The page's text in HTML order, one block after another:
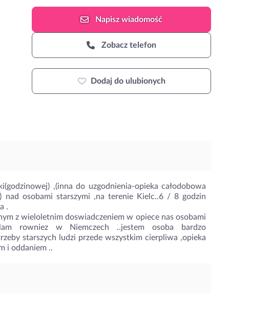
Napiszwiadomość
Zobacz telefon
Dodaj do ulubionych
,(inna do uzgodnienia-opieka całodobowa
osobami starszymi ,na terenie Kielc..6 / 8 godzin
.
z wieloletnim doswiadczeniem w opiece nas osobami
rowniez w Niemczech ..jestem osoba bardzo
starszych ludzi przede wszystkim cierpliwa ,opieka
i oddaniem ..